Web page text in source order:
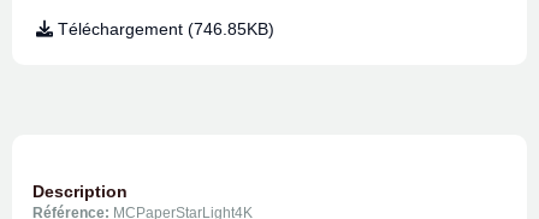
Téléchargement (746.85KB)
Description
Référence: MCPaperStarLight4K